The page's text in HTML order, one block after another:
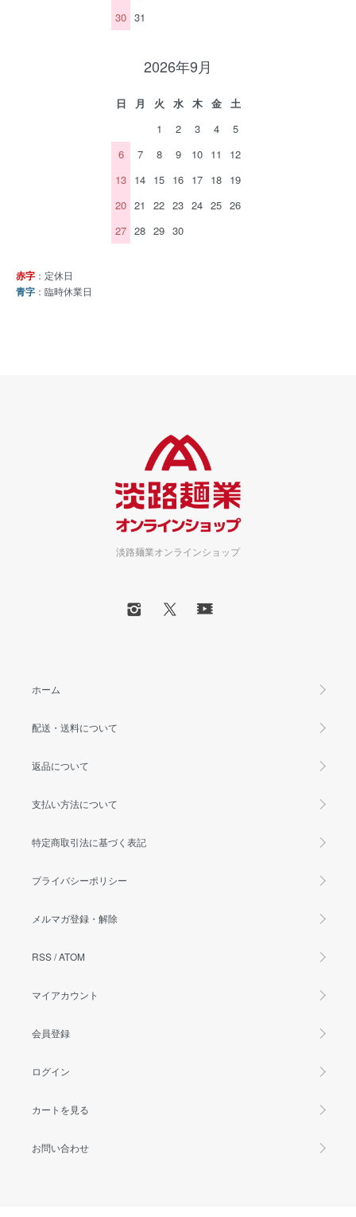
30 31
2026年9月
日 月 火 水 木 金
土
1
2 3 4
5
6
7 8 9 10 11
12
13 14 15 16 17 18 19
20 21 22 23 24 25 26
27 28 29 30
赤字 ：定休日
青字 ：臨時休業日
淡路麺業オンラインショップ
ホーム
配送・送料について
返品について
支払い方法について
特定商取引法に基づく表記
プライバシーポリシー
メルマガ登録・解除
RSS/ATOM
マイアカウント
会員登録
ログイン
カートを見る
お問い合わせ